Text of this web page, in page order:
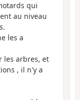
qui
au niveau
les a
les arbres, et
, il n'y a